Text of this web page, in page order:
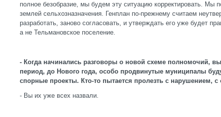
полное безобразие, мы будем эту ситуацию корректировать. Мы
землей сельхозназначения. Генплан по-прежнему считаем
разработать, заново согласовать, и утверждать его уже будет
а не Тельмановское поселение.
- Когда начинались разговоры о новой схеме полномочий,
период, до Нового года, особо продвинутые муниципалы
спорные проекты. Кто-то пытается пролезть с нарушением,
- Вы их уже всех назвали.